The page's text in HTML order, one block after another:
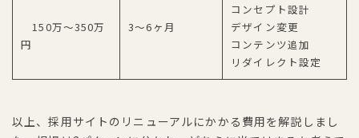
150万〜350万
円
3〜6ヶ月
コンセプト設計
デザイン変更
コンテンツ追加
リダイレクト設定
以上、採用サイトのリニューアルにかかる費用を解説しまし